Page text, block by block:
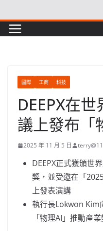
to
content
國際 工商 科技
DEEPX在
議上發布「
2025 年 11 月 5 日
DEEPX正式獲頒世
獎，並受邀在「
上發表演講
執行長Lokwon Kim
「物理AI」推動產